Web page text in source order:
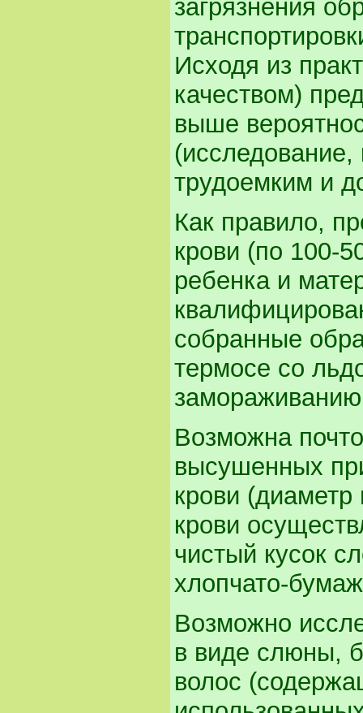
загрязнения
Исходя из
качеством)
выше
(исследование,
трудоемким и
Как правило,
крови (по 100-
ребенка и
собранные
термосе со
Возможна
высушенных
крови
крови
чистый кусок
хлопчато-
Возможно
в виде слюны,
волос